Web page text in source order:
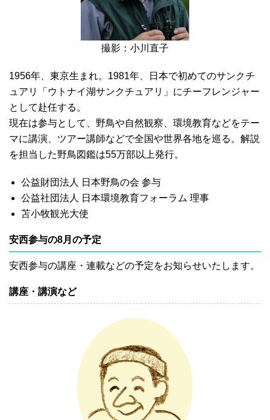
撮影：小川直子
1956年、東京生まれ。1981年、日本で初めてのサンクチ
ュアリ「ウトナイ湖サンクチュアリ」にチーフレンジャー
として赴任する。
現在は参与として、野鳥や自然観察、環境教育などをテー
マに講演、ツアー講師などで全国や世界各地を巡る。解説
を担当した野鳥図鑑は55万部以上発行。
公益財団法人 日本野鳥の会 参与
公益社団法人 日本環境教育フォーラム 理事
苫小牧観光大使
安西参与の8月の予定
安西参与の講座・連載などの予定をお知らせいたします。
講座・講演など